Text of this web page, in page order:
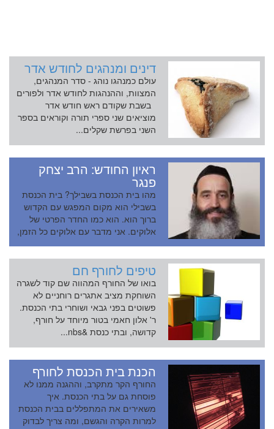
דינים ומנהגים לחודש אדר
עולם כמנהגו נוהג - סדר המנהגים,
המצוות, וההנהגות לחודש אדר ולפורים
בשבת שקודם ראש חודש אדר
מוציאים שני ספרי תורה וקוראים בספר
השני בפרשת שקלים...
ראיון החודש: הרב יצחק
פנגר
מהו בית הכנסת בשבילך? בית הכנסת
בשבילי הוא מקום המפגש עם הקדוש
ברוך הוא. הוא כמו החדר הפרטי של
אלוקים. אני מדבר עם אלוקים כל הזמן,
טיפים לחורף חם
בואו של החורף המהווה שם קוד לשגרה
השוחקת מציב אתגרים רוחניים לא
פשוטים בפני גבאי ושוחרי בתי הכנסת.
ר' אלון חאמי בטור מיוחד על חורף,
קדושה, ובתי כנסת &nbs...
הכנת בית הכנסת לחורף
החורף הקר מתקרב, וההגנה ממנו לא
פוסחת גם על בתי הכנסת. איך
משאירים את המתפללים בבית הכנסת
למרות הקרה והגשם, ומה צריך לבדוק